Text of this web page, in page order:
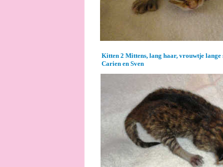
Kitten 2 Mittens, lang haar, vrouwtje
Carien en Sven